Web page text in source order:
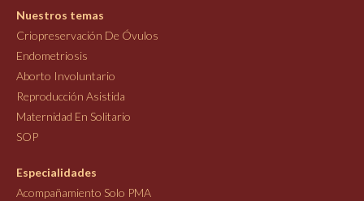
Nuestros temas
Criopreservación De Óvulos
Endometriosis
Aborto Involuntario
Reproducción Asistida
Maternidad En Solitario
SOP
Especialidades
Acompañamiento Solo PMA